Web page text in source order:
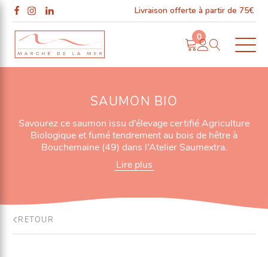
Livraison offerte à partir de 75€
0
SAUMON BIO
Savourez ce saumon issu d’élevage certifié Agriculture
Biologique et fumé tendrement au bois de hêtre à
Bouchemaine (49) dans l’Atelier Saumextra.
Lire plus
RETOUR